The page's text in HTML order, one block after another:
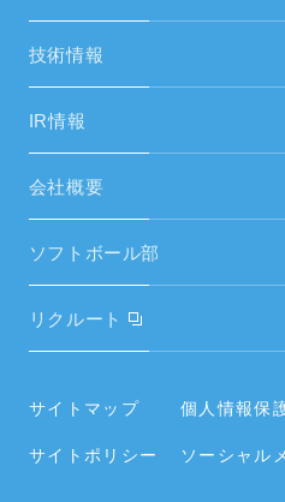
生産設備・試験機
空調設備機器
空調周辺部材
住宅設備
省人化・自動化ソリューション
技術情報
市場開発事業部
IR情報
中期経営計画
財務ハイライト
内部統制システムの整備に関す
情報セキュリティポリシー
会社概要
ご挨拶
会社概要・役員・沿革
事業所／関連会社
社員の働く環境
ソフトボール部
リクルート
サイトマップ 個人情報保
サイトポリシー ソーシャル